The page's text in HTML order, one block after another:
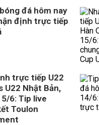
đá hôm nay
định trực tiếp
trực tiếp U22
U22 Nhật Bản,
6: Tip live
Toulon